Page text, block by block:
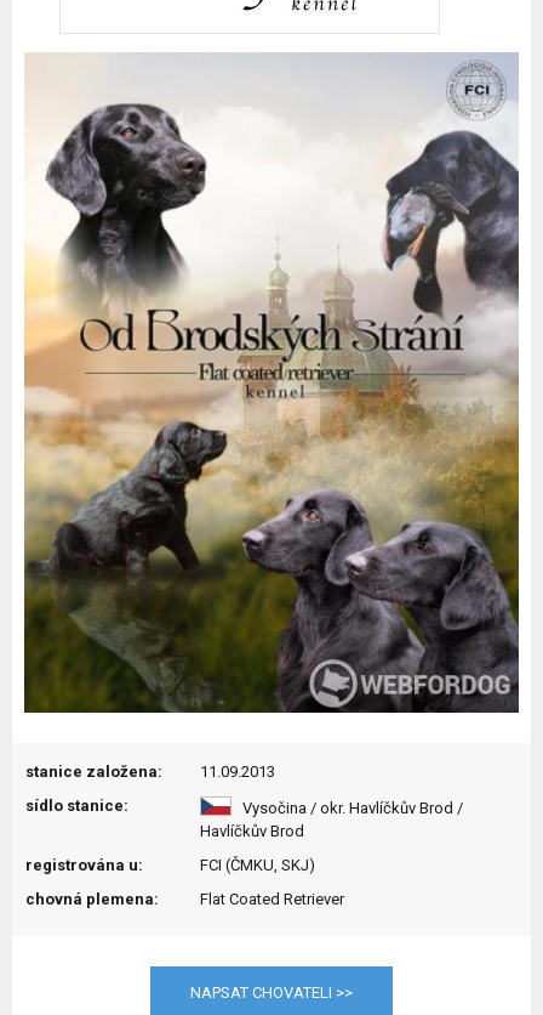
stanice založena:
11.09.2013
sídlo stanice:
Vysočina / okr. Havlíčkův Brod /
Havlíčkův Brod
registrována u:
FCI (ČMKU, SKJ)
chovná plemena:
Flat Coated Retriever
NAPSAT CHOVATELI >>